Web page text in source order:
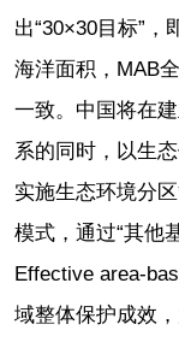
出“30×30目标”
海洋面积，MAB
一致。中国将在
系的同时，以生
实施生态环境分
模式，通过“其他
Effective area-
域整体保护成效